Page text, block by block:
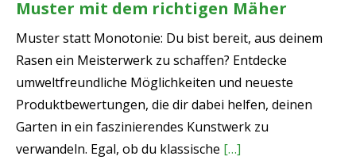
Muster mit dem richtigen Mäher
Muster statt Monotonie: Du bist bereit, aus deinem
Rasen ein Meisterwerk zu schaffen? Entdecke
umweltfreundliche Möglichkeiten und neueste
Produktbewertungen, die dir dabei helfen, deinen
Garten in ein faszinierendes Kunstwerk zu
verwandeln. Egal, ob du klassische […]